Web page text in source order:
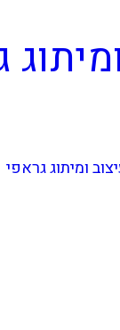
ומיתוג גראפי